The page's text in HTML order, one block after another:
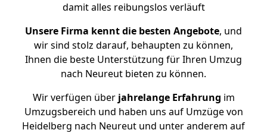
damit alles reibungslos verläuft
Unsere Firma kennt die besten Angebote, und
wir sind stolz darauf, behaupten zu können,
Ihnen die beste Unterstützung für Ihren Umzug
nach Neureut bieten zu können.
Wir verfügen überjahrelange Erfahrung im
Umzugsbereich und haben uns auf Umzüge von
Heidelberg nach Neureut und unter anderem auf